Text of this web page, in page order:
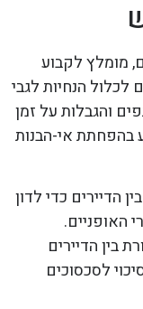
מומלץ לקבוע
הנחיות לגבי
והגבלות על זמן
בהפחתת אי-הבנות
הדיירים כדי לדון
הדיירים
לסכסוכים